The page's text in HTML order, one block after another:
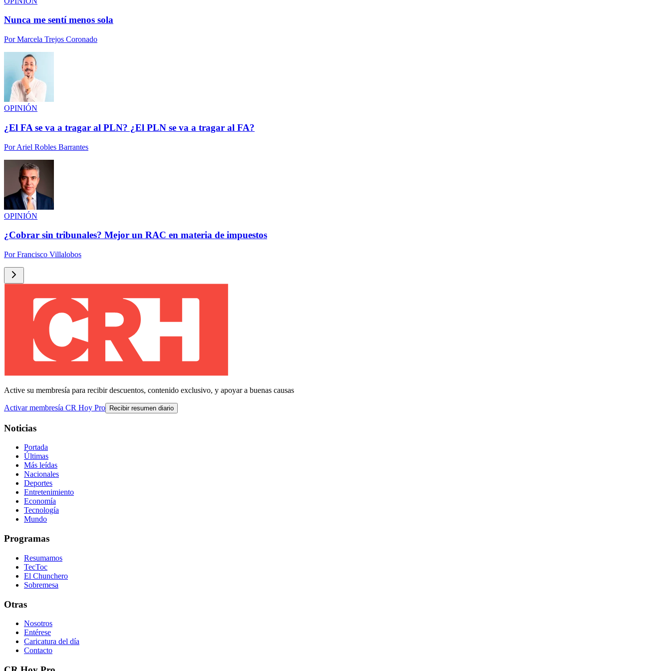
Nunca me sentí menos sola
PorMarcela Trejos Coronado
OPINIÓN
¿El FA se va a tragar al PLN? ¿El PLN se va a tragar al FA?
PorAriel Robles Barrantes
OPINIÓN
¿Cobrar sin tribunales? Mejor un RAC en materia de impuestos
PorFrancisco Villalobos
Active su membresía para recibir descuentos, contenido exclusivo, y apoyar a buenas causas
Activar membresía CR Hoy Pro Recibir resumen diario
Noticias
Portada
Últimas
Más leídas
Nacionales
Deportes
Entretenimiento
Economía
Tecnología
Mundo
Programas
Resumamos
TecToc
El Chunchero
Sobremesa
Otras
Nosotros
Entérese
Caricatura del día
Contacto